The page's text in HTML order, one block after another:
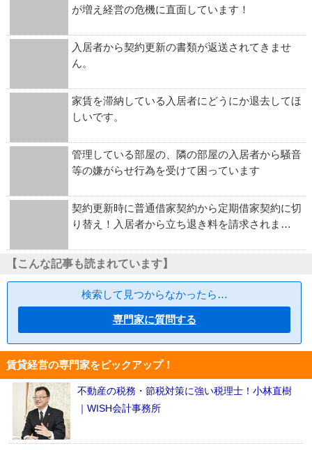
が増え経営の危機に直面しています！
入居者から契約更新の書類が返送されてきませ
ん。
家賃を滞納している入居者にどうにか退去してほ
しいです。
管理している部屋の、隣の部屋の入居者から騒音
等の嫌がらせ行為を受けて困っています
契約更新時に普通借家契約から定期借家契約に切
り替え！入居者から立ち退き料を請求されま…
【こんな記事も読まれています】
検索して見つからなかったら…
専門家に質問する
賃貸経営の専門家をピックアップ！
不動産の税務・節税対策に強い税理士！小林直樹
｜WISH会計事務所